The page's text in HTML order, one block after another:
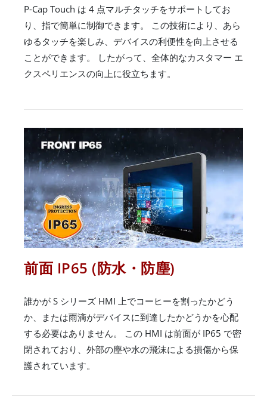
P-Cap Touch は 4 点マルチタッチをサポートしてお
り、指で簡単に制御できます。 この技術により、あら
ゆるタッチを楽しみ、デバイスの利便性を向上させる
ことができます。 したがって、全体的なカスタマー エ
クスペリエンスの向上に役立ちます。
前面 IP65 (防水・防塵)
誰かが S シリーズ HMI 上でコーヒーを割ったかどう
か、または雨滴がデバイスに到達したかどうかを心配
する必要はありません。 この HMI は前面が IP65 で密
閉されており、外部の塵や水の飛沫による損傷から保
護されています。